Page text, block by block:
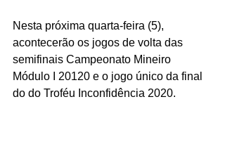
Nesta próxima quarta-feira (5),
acontecerão os jogos de volta das
semifinais Campeonato Mineiro
Módulo I 20120 e o jogo único da final
do do Troféu Inconfidência 2020.